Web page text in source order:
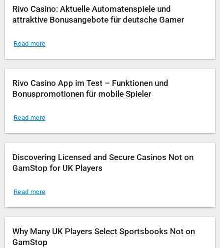
Rivo Casino: Aktuelle Automatenspiele und
attraktive Bonusangebote für deutsche Gamer
Read more
Rivo Casino App im Test – Funktionen und
Bonuspromotionen für mobile Spieler
Read more
Discovering Licensed and Secure Casinos Not on
GamStop for UK Players
Read more
Why Many UK Players Select Sportsbooks Not on
GamStop